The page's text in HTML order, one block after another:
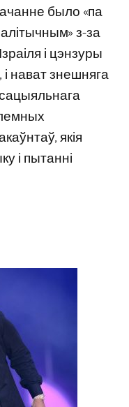
было «па
з-за
і цэнзуры
нават знешняга
якія
і пытанні